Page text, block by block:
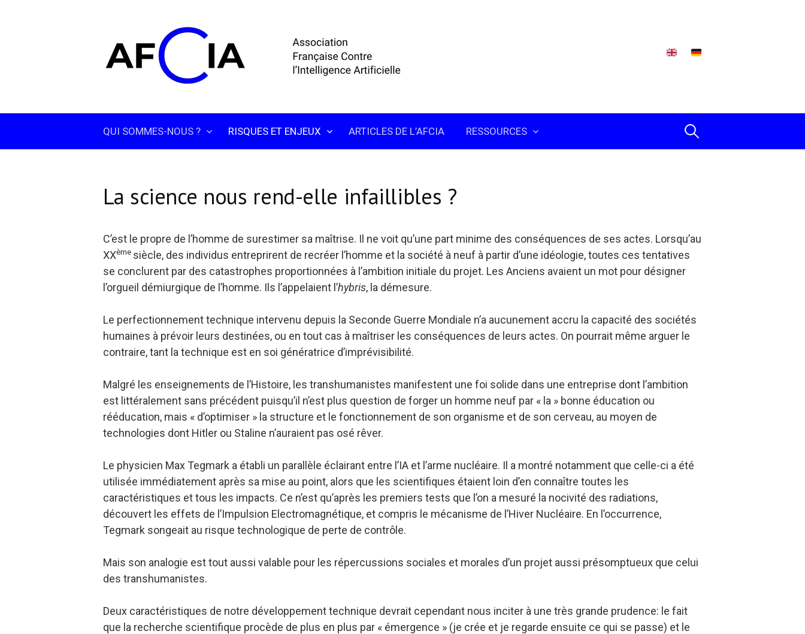
QUI SOMMES-NOUS ? RISQUES ET ENJEUX ARTICLES DE L’AFCIA RESSOURCES Rechercher :
La science nous rend-elle infaillibles ?
C’est le propre de l’homme de surestimer sa maîtrise. Il ne voit qu’une part minime des conséquences de ses actes. Lorsqu’au
XXème siècle, des individus entreprirent de recréer l’homme et la société à neuf à partir d’une idéologie, toutes ces tentatives
se conclurent par des catastrophes proportionnées à l’ambition initiale du projet. Les Anciens avaient un mot pour désigner
l’orgueil démiurgique de l’homme. Ils l’appelaient l’hybris, la démesure.
Le perfectionnement technique intervenu depuis la Seconde Guerre Mondiale n’a aucunement accru la capacité des sociétés
humaines à prévoir leurs destinées, ou en tout cas à maîtriser les conséquences de leurs actes. On pourrait même arguer le
contraire, tant la technique est en soi génératrice d’imprévisibilité.
Malgré les enseignements de l’Histoire, les transhumanistes manifestent une foi solide dans une entreprise dont l’ambition
est littéralement sans précédent puisqu’il n’est plus question de forger un homme neuf par « la » bonne éducation ou
rééducation, mais « d’optimiser » la structure et le fonctionnement de son organisme et de son cerveau, au moyen de
technologies dont Hitler ou Staline n’auraient pas osé rêver.
Le physicien Max Tegmark a établi un parallèle éclairant entre l’IA et l’arme nucléaire. Il a montré notamment que celle-ci a été
utilisée immédiatement après sa mise au point, alors que les scientifiques étaient loin d’en connaître toutes les
caractéristiques et tous les impacts. Ce n’est qu’après les premiers tests que l’on a mesuré la nocivité des radiations,
découvert les effets de l’Impulsion Electromagnétique, et compris le mécanisme de l’Hiver Nucléaire. En l’occurrence,
Tegmark songeait au risque technologique de perte de contrôle.
Mais son analogie est tout aussi valable pour les répercussions sociales et morales d’un projet aussi présomptueux que celui
des transhumanistes.
Deux caractéristiques de notre développement technique devrait cependant nous inciter à une très grande prudence: le fait
que la recherche scientifique procède de plus en plus par « émergence » (je crée et je regarde ensuite ce qui se passe) et le